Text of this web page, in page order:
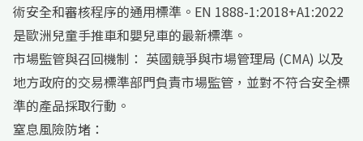
術安全和審核程序的通用標準。EN 1888-1:2018+A1:2022
是歐洲兒童手推車和嬰兒車的最新標準。
市場監管與召回機制： 英國競爭與市場管理局 (CMA) 以及
地方政府的交易標準部門負責市場監管，並對不符合安全標
準的產品採取行動。
窒息風險防堵：